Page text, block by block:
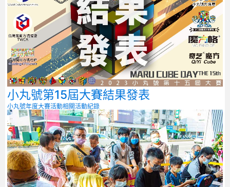
小丸號第15屆大賽結果發表
小丸號年度大賽活動相關活動紀錄